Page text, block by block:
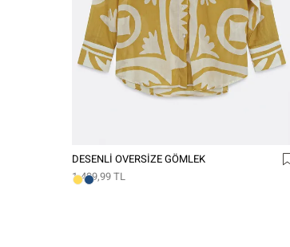
DESENLI OVERSIZE GÖMLEK
1.499,99 TL